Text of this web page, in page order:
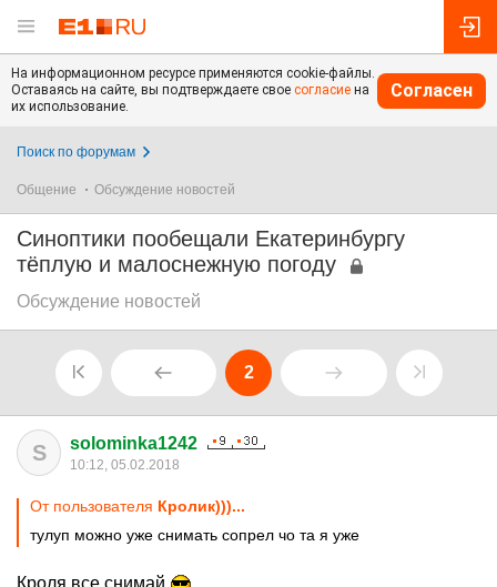
На информационном ресурсе применяются cookie-файлы.
Оставаясь на сайте, вы подтверждаете свое согласие на
их использование.
Согласен
Поиск по форумам
Общение Обсуждение новостей
Синоптики пообещали Екатеринбургу
тёплую и малоснежную погоду
Обсуждение новостей
2
S solominka1242
10:12, 05.02.2018
От пользователя Кролик)))...
тулуп можно уже снимать сопрел чо та я уже
Кроля все снимай